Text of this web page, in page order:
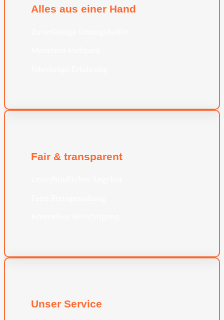
Alles aus einer Hand
Fair & transparent
Unser Service